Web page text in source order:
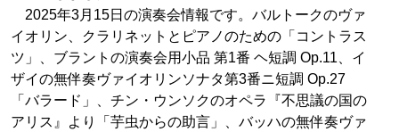
2025年3月15日の演奏会情報です。バルトークのヴァ
イオリン、クラリネットとピアノのための「コントラス
ツ」、ブラントの演奏会用小品 第1番 ヘ短調 Op.11、イ
ザイの無伴奏ヴァイオリンソナタ第3番ニ短調 Op.27
「バラード」、チン・ウンソクのオペラ『不思議の国の
アリス』より「芋虫からの助言」、バッハの無伴奏ヴァ